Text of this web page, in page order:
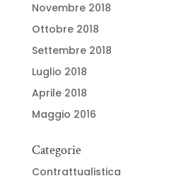
Novembre 2018
Ottobre 2018
Settembre 2018
Luglio 2018
Aprile 2018
Maggio 2016
Categorie
Contrattualistica